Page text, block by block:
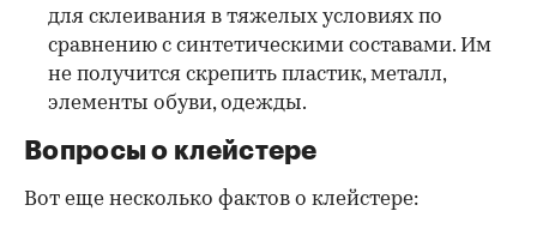
для склеивания в тяжелых условиях по
сравнению с синтетическими составами. Им
не получится скрепить пластик, металл,
элементы обуви, одежды.
Вопросы о клейстере
Вот еще несколько фактов о клейстере: